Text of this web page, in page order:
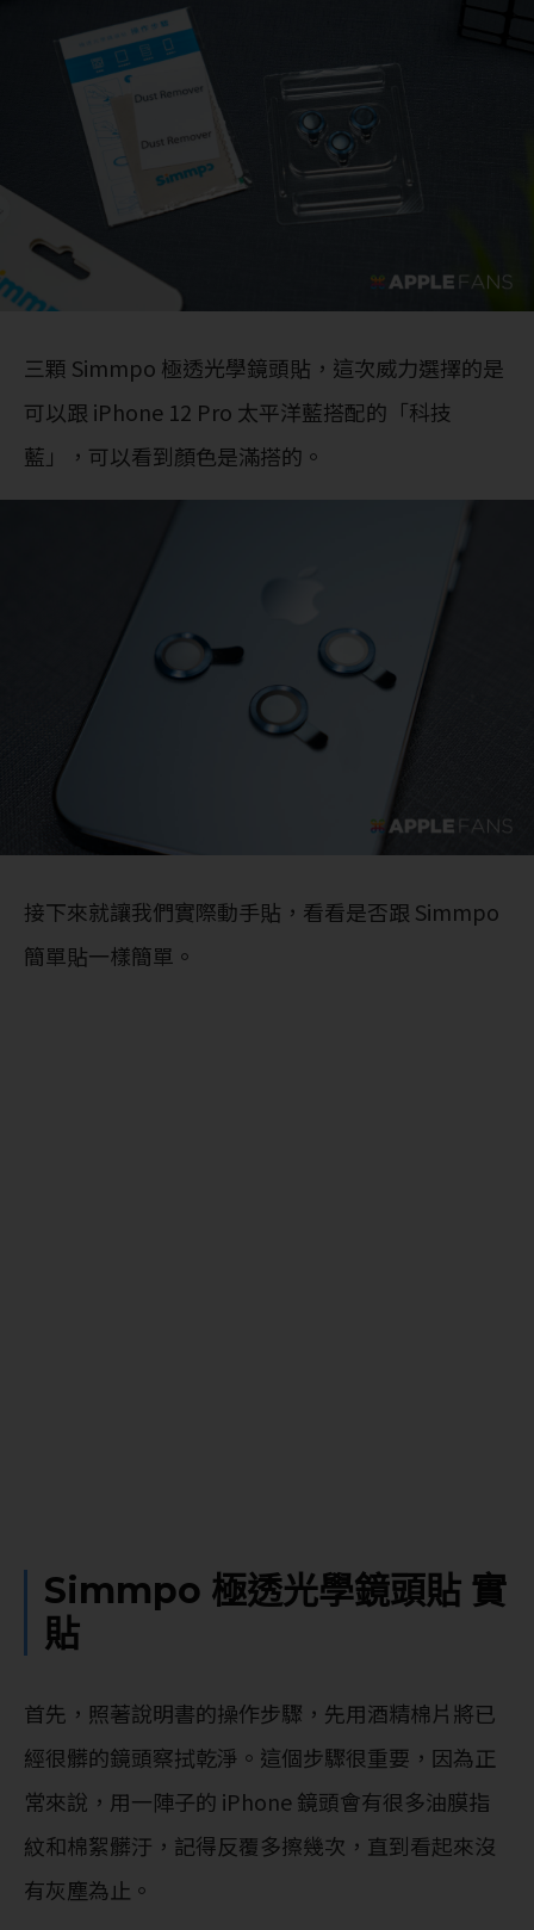
三顆 Simmpo 極透光學鏡頭貼，這次威力選擇的是
可以跟 iPhone 12 Pro 太平洋藍搭配的「科技
藍」，可以看到顏色是滿搭的。
接下來就讓我們實際動手貼，看看是否跟 Simmpo
簡單貼一樣簡單。
Simmpo 極透光學鏡頭貼 實
貼
首先，照著說明書的操作步驟，先用酒精棉片將已
經很髒的鏡頭察拭乾淨。這個步驟很重要，因為正
常來說，用一陣子的 iPhone 鏡頭會有很多油膜指
紋和棉絮髒汙，記得反覆多擦幾次，直到看起來沒
有灰塵為止。